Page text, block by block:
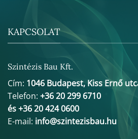
KAPCSOLAT
Szintézis Bau Kft.
Cím: 1046 Budapest, Kiss Ernő
Telefon: +36 20 299 6710
és +36 20 424 0600
E-mail: info@szintezisbau.hu